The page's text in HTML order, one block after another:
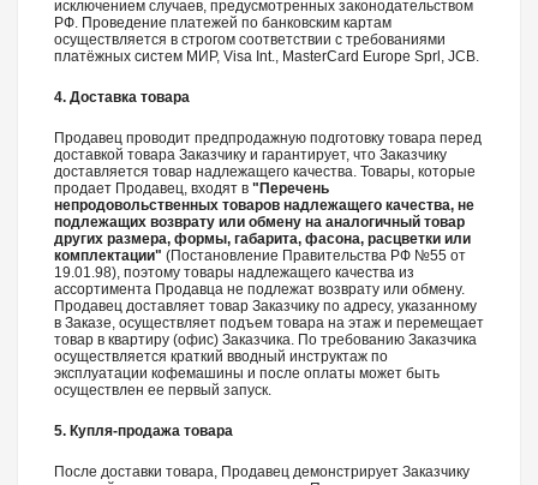
исключением случаев, предусмотренных законодательством
РФ. Проведение платежей по банковским картам
осуществляется в строгом соответствии с требованиями
платёжных систем МИР, Visa Int., MasterCard Europe Sprl, JCB.
4. Доставка товара
Продавец проводит предпродажную подготовку товара перед
доставкой товара Заказчику и гарантирует, что Заказчику
доставляется товар надлежащего качества. Товары, которые
продает Продавец, входят в "Перечень
непродовольственных товаров надлежащего качества, не
подлежащих возврату или обмену на аналогичный товар
других размера, формы, габарита, фасона, расцветки или
комплектации" (Постановление Правительства РФ №55 от
19.01.98), поэтому товары надлежащего качества из
ассортимента Продавца не подлежат возврату или обмену.
Продавец доставляет товар Заказчику по адресу, указанному
в Заказе, осуществляет подъем товара на этаж и перемещает
товар в квартиру (офис) Заказчика. По требованию Заказчика
осуществляется краткий вводный инструктаж по
эксплуатации кофемашины и после оплаты может быть
осуществлен ее первый запуск.
5. Купля-продажа товара
После доставки товара, Продавец демонстрирует Заказчику